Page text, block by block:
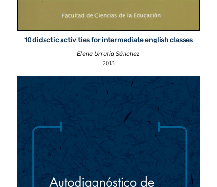
10 didactic activities for intermediate english classes
Elena Urrutia Sánchez
2013